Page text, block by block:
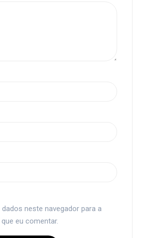
neste navegador para a
eu comentar.